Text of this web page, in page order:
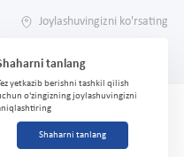
Joylashuvingizni ko'rsating
tanlang
yetkazib berishni tashkil qilish
o'zingizning joylashuvingizni
Shaharni tanlang